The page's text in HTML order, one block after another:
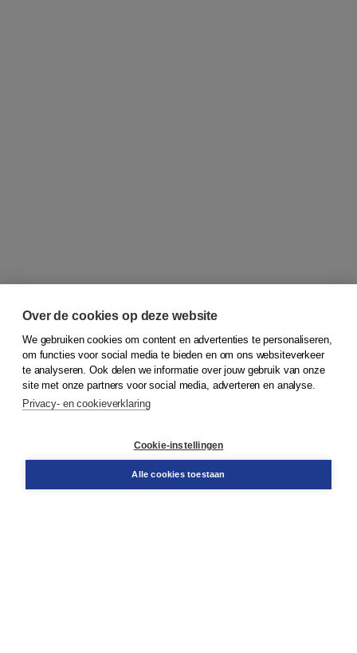
© 2026Koninklijke Boom uitgevers
Bestellen
Over de cookies op deze website
We gebruiken cookies om content en advertenties te personaliseren,
om functies voor social media te bieden en om ons websiteverkeer
te analyseren. Ook delen we informatie over jouw gebruik van onze
site met onze partners voor social media, adverteren en analyse.
Privacy- en cookieverklaring
Cookie-instellingen
Alle cookies toestaan